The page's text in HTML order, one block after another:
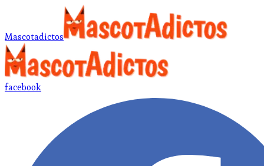
Mascotadictos
facebook